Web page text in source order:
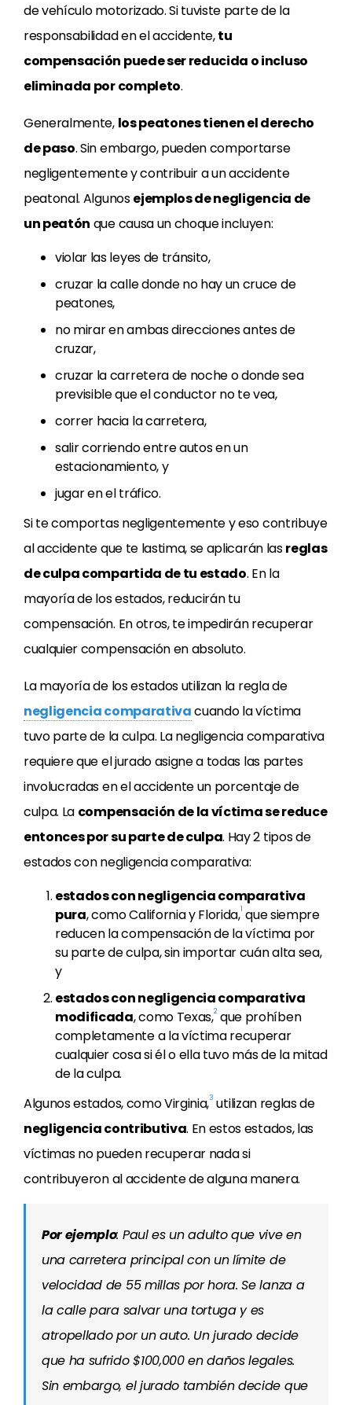
de vehículo motorizado. Si tuviste parte de la
responsabilidad en el accidente,tu
compensación puede ser reducida o incluso
eliminada por completo.
Generalmente, los peatones tienen el derecho
de paso. Sin embargo, pueden comportarse
negligentemente y contribuir a un accidente
peatonal. Algunosejemplos de negligencia de
un peatón que causa un choque incluyen:
violar las leyes de tránsito,
cruzar la calle donde no hay un cruce de
peatones,
no mirar en ambas direcciones antes de
cruzar,
cruzar la carretera de noche o donde sea
previsible que el conductor no te vea,
correr hacia la carretera,
salir corriendo entre autos en un
estacionamiento, y
jugar en el tráfico.
Si te comportas negligentemente y eso contribuye
al accidente que te lastima, se aplicarán lasreglas
de culpa compartida de tu estado. En la
mayoría de los estados, reducirán tu
compensación. En otros, te impedirán recuperar
cualquier compensación en absoluto.
La mayoría de los estados utilizan la regla de
negligencia comparativacuando la víctima
tuvo parte de la culpa. La negligencia comparativa
requiere que el jurado asigne a todas las partes
involucradas en el accidente un porcentaje de
culpa. La compensación de la víctima se reduce
entonces por su parte de culpa. Hay 2 tipos de
estados con negligencia comparativa:
estados con negligencia comparativa
pura, como California y Florida,1 que siempre
reducen la compensación de la víctima por
su parte de culpa, sin importar cuán alta sea,
y
estados con negligencia comparativa
modificada, como Texas,2 que prohíben
completamente a la víctima recuperar
cualquier cosa si él o ella tuvo más de la mitad
de la culpa.
Algunos estados, como Virginia,3 utilizan reglas de
negligencia contributiva. En estos estados, las
víctimas no pueden recuperar nada si
contribuyeron al accidente de alguna manera.
Por ejemplo: Paul es un adulto que vive en
una carretera principal con un límite de
velocidad de 55 millas por hora. Se lanza a
la calle para salvar una tortuga y es
atropellado por un auto. Un jurado decide
que ha sufrido $100,000 en daños legales.
Sin embargo, el jurado también decide que